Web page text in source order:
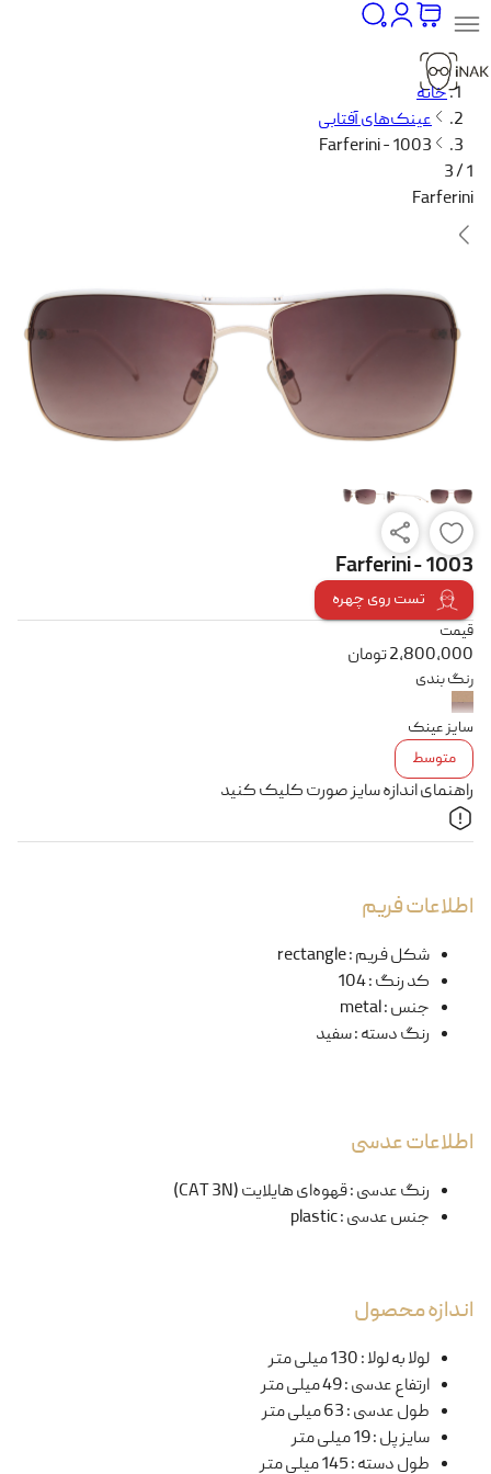
خانه
عینک‌های آفتابی
Farferini - 1003
1 / 3
Farferini
Farferini - 1003
تست روی چهره
قیمت
2,800,000تومان
رنگ بندی
سایز عینک
متوسط
راهنمای اندازه سایز صورت کلیک کنید
اطلاعات فریم
شکل فریم:
rectangle
کد رنگ:
104
جنس:
metal
رنگ دسته:سفید
اطلاعات عدسی
رنگ عدسی:قهوه‌ای هایلایت (CAT 3N)
جنس عدسی:
plastic
اندازه محصول
لولا به لولا:130 میلی متر
ارتفاع عدسی:49 میلی متر
طول عدسی:63 میلی متر
سایز پل:19 میلی متر
طول دسته:145 میلی متر